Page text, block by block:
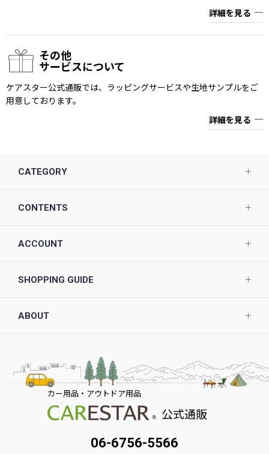
詳細を見る
その他
サービスについて
ケアスター公式通販では、ラッピングサービスや生地サンプルをご
用意しております。
詳細を見る
CATEGORY
CONTENTS
ACCOUNT
SHOPPING GUIDE
ABOUT
カー用品・アウトドア用品
公式通販
06-6756-5566